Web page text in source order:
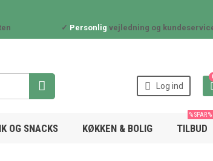
✓ Personlig vejledning og
  Log ind
OG SNACKS KØKKEN & BOLIG TILBUD
% SPAR %